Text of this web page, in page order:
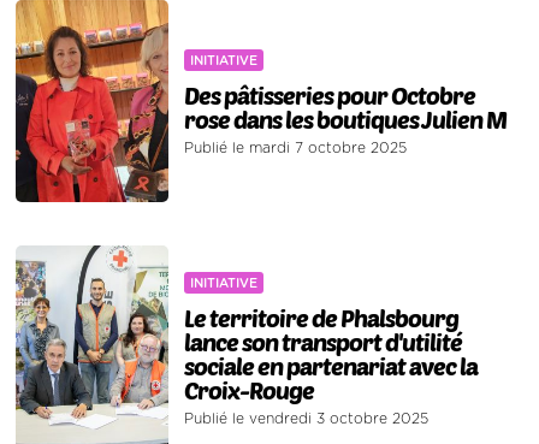
INITIATIVE
Des pâtisseries pour Octobre
rose dans les boutiques Julien M
Publié le mardi 7 octobre 2025
INITIATIVE
Le territoire de Phalsbourg
lance son transport d'utilité
sociale en partenariat avec la
Croix-Rouge
Publié le vendredi 3 octobre 2025